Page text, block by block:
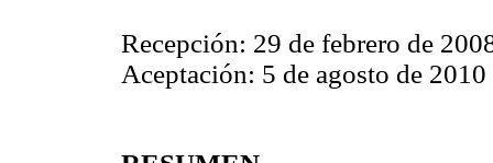
Recepción: 29 de febrero de
Aceptación: 5 de agosto de 2010